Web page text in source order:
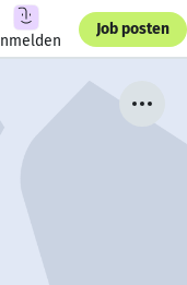
Job posten